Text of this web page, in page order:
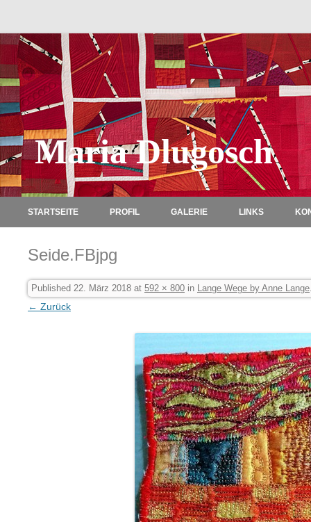
Maria Dlugosch
STARTSEITE PROFIL GALERIE LINKS
Seide.FBjpg
Published 22. März 2018 at 592 × 800 in Lange Wege by Anne Lange
← Zurück